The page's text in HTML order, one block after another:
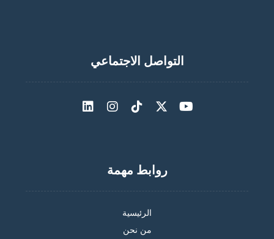
التواصل الاجتماعي
روابط مهمة
الرئيسية
من نحن